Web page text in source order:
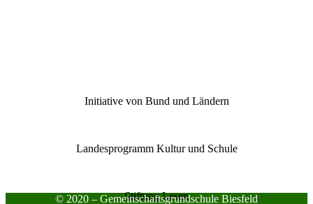
Initiative von Bund und Ländern
Landesprogramm Kultur und Schule
Stiftung Lesen
© 2020 – Gemeinschaftsgrundschule Biesfeld